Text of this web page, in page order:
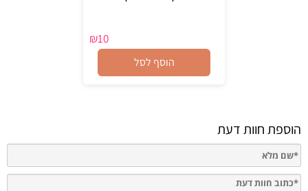
₪10
הוסף לסל
הוספת חוות דעת